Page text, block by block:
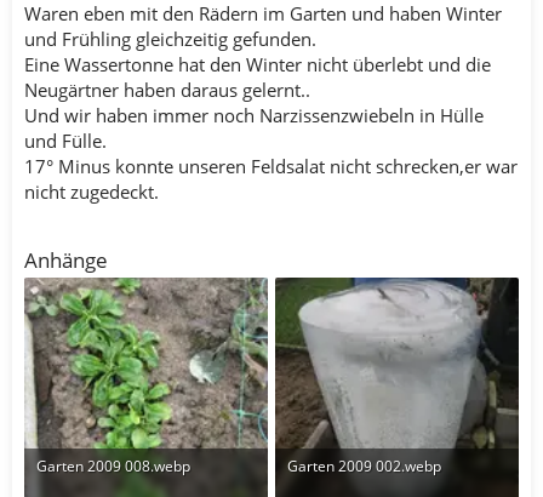
Waren eben mit den Rädern im Garten und haben Winter
und Frühling gleichzeitig gefunden.
Eine Wassertonne hat den Winter nicht überlebt und die
Neugärtner haben daraus gelernt..
Und wir haben immer noch Narzissenzwiebeln in Hülle
und Fülle.
17° Minus konnte unseren Feldsalat nicht schrecken,er war
nicht zugedeckt.
Anhänge
Garten 2009 008.webp
Garten 2009 002.webp